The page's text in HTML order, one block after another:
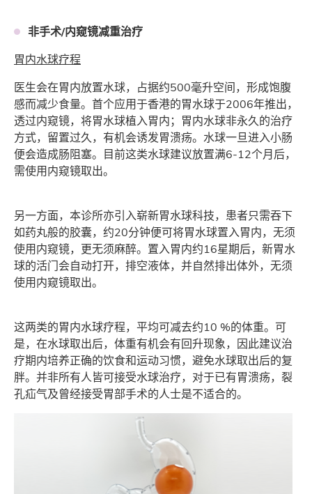
非手术/内窥镜减重治疗
胃内水球疗程
医生会在胃内放置水球，占据约500毫升空间，形成饱腹
感而减少食量。首个应用于香港的胃水球于2006年推出，
透过内窥镜，将胃水球植入胃内；胃内水球非永久的治疗
方式，留置过久，有机会诱发胃溃疡。水球一旦进入小肠
便会造成肠阻塞。目前这类水球建议放置满6-12个月后，
需使用内窥镜取出。
另一方面，本诊所亦引入崭新胃水球科技，患者只需吞下
如药丸般的胶囊，约20分钟便可将胃水球置入胃内，无须
使用内窥镜，更无须麻醉。置入胃内约16星期后，新胃水
球的活门会自动打开，排空液体，并自然排出体外，无须
使用内窥镜取出。
这两类的胃内水球疗程，平均可减去约10 %的体重。可
是，在水球取出后，体重有机会有回升现象，因此建议治
疗期内培养正确的饮食和运动习惯，避免水球取出后的复
胖。并非所有人皆可接受水球治疗，对于已有胃溃疡，裂
孔疝气及曾经接受胃部手术的人士是不适合的。